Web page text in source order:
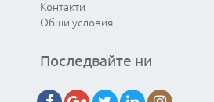
Контакти
Общи условия
Последвайте ни